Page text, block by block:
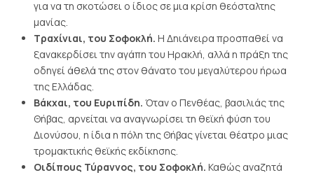
για να τη σκοτώσει ο ίδιος σε μια κρίση θεόσταλτης
μανίας.
Τραχίνιαι, του Σοφοκλή. Η Δηιάνειρα προσπαθεί να
ξανακερδίσει την αγάπη του Ηρακλή, αλλά η πράξη της
οδηγεί άθελά της στον θάνατο του μεγαλύτερου ήρωα
της Ελλάδας.
Βάκχαι, του Ευριπίδη. Όταν ο Πενθέας, βασιλιάς της
Θήβας, αρνείται να αναγνωρίσει τη θεϊκή φύση του
Διονύσου, η ίδια η πόλη της Θήβας γίνεται θέατρο μιας
τρομακτικής θεϊκής εκδίκησης.
Οιδίπους Τύραννος, του Σοφοκλή. Καθώς αναζητά